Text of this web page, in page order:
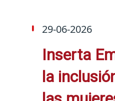
29-06-2026
Inserta
la